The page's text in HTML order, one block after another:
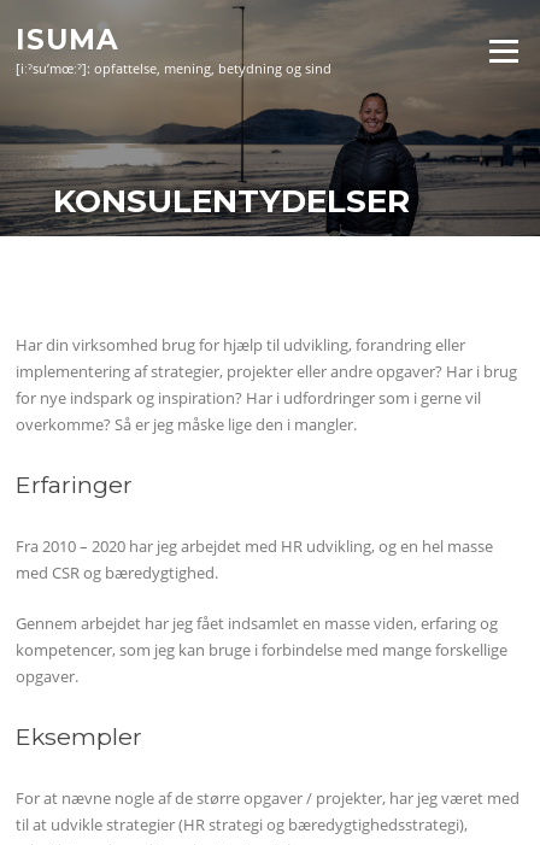
content
ISUMA
[iːˀsu’mœːˀ]: opfattelse, mening, betydning og sind
Menu
KONSULENTYDELSER
Har din virksomhed brug for hjælp til udvikling, forandring eller
implementering af strategier, projekter eller andre opgaver? Har i brug
for nye indspark og inspiration? Har i udfordringer som i gerne vil
overkomme? Så er jeg måske lige den i mangler.
Erfaringer
Fra 2010 – 2020 har jeg arbejdet med HR udvikling, og en hel masse
med CSR og bæredygtighed.
Gennem arbejdet har jeg fået indsamlet en masse viden, erfaring og
kompetencer, som jeg kan bruge i forbindelse med mange forskellige
opgaver.
Eksempler
For at nævne nogle af de større opgaver / projekter, har jeg været med
til at udvikle strategier (HR strategi og bæredygtighedsstrategi),